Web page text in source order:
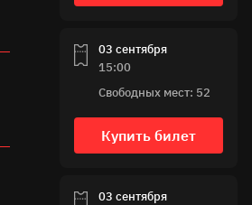
03 сентября
15:00
Свободных мест: 52
Купить билет
03 сентября